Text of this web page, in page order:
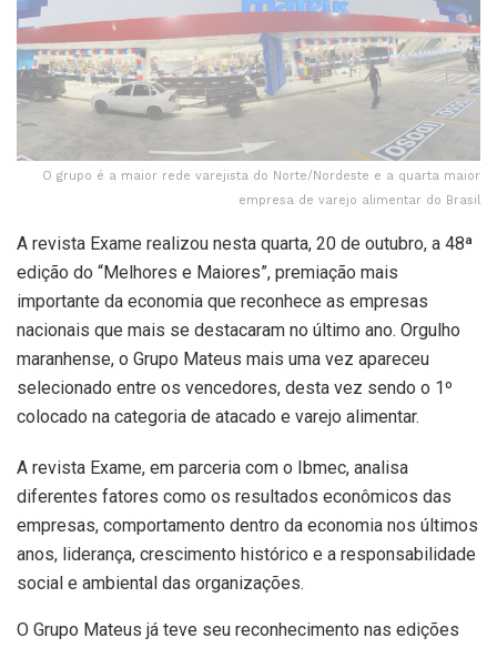
O grupo é a maior rede varejista do Norte/Nordeste e a quarta maior
empresa de varejo alimentar do Brasil
A revista Exame realizou nesta quarta, 20 de outubro, a 48ª
edição do “Melhores e Maiores”, premiação mais
importante da economia que reconhece as empresas
nacionais que mais se destacaram no último ano. Orgulho
maranhense, o Grupo Mateus mais uma vez apareceu
selecionado entre os vencedores, desta vez sendo o 1º
colocado na categoria de atacado e varejo alimentar.
A revista Exame, em parceria com o Ibmec, analisa
diferentes fatores como os resultados econômicos das
empresas, comportamento dentro da economia nos últimos
anos, liderança, crescimento histórico e a responsabilidade
social e ambiental das organizações.
O Grupo Mateus já teve seu reconhecimento nas edições